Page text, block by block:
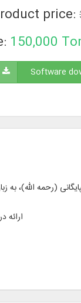
price:
150,000
Software
ارائه